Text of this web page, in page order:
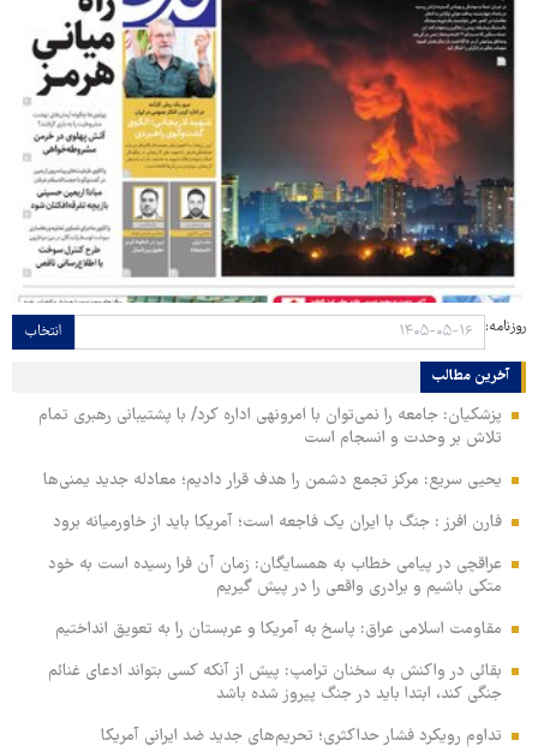
روزنامه: انتخاب
آخرین مطالب
پزشکیان: جامعه را نمی‌توان با امرونهی اداره کرد/ با پشتیبانی رهبری تمام
تلاش بر وحدت و انسجام است
یحیی سریع: مرکز تجمع دشمن را هدف قرار دادیم؛ معادله جدید یمنی‌ها
فارن افرز : جنگ با ایران یک فاجعه است؛ آمریکا باید از خاورمیانه برود
عراقچی در پیامی خطاب به همسایگان: زمان آن فرا رسیده است به خود
متکی باشیم و برادری واقعی را در پیش گیریم
مقاومت اسلامی عراق: پاسخ به آمریکا و عربستان را به تعویق انداختیم
بقائی در واکنش به سخنان ترامپ: پیش از آنکه کسی بتواند ادعای غنائم
جنگی کند، ابتدا باید در جنگ پیروز شده باشد
تداوم رویکرد فشار حداکثری؛ تحریم‌های جدید ضد ایرانی آمریکا